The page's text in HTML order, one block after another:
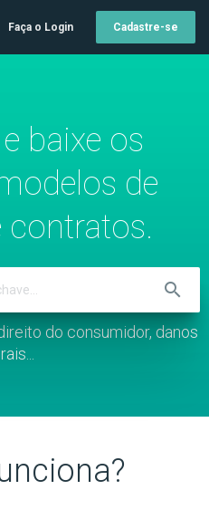
Faça o Login Cadastre-se
baixe os
de
contratos.
search
do consumidor, danos